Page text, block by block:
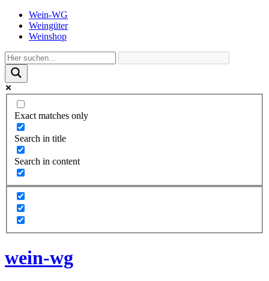
Wein-WG
Weingüter
Weinshop
Exact matches only
Search in title
Search in content
wein-wg